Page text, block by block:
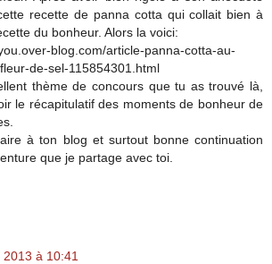
recette de panna cotta qui collait bien à
du bonheur. Alors la voici:
blog.com/article-panna-cotta-au-
de-sel-115854301.html
thème de concours que tu as trouvé là,
le récapitulatif des moments de bonheur de
à ton blog et surtout bonne continuation
que je partage avec toi.
2013 à 10:41